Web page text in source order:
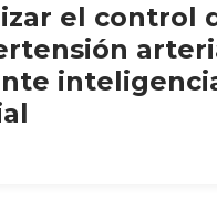
el control